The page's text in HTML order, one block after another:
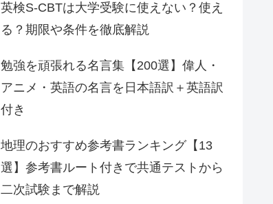
英検S-CBTは大学受験に使えない？使え
る？期限や条件を徹底解説
勉強を頑張れる名言集【200選】偉人・
アニメ・英語の名言を日本語訳＋英語訳
付き
地理のおすすめ参考書ランキング【13
選】参考書ルート付きで共通テストから
二次試験まで解説